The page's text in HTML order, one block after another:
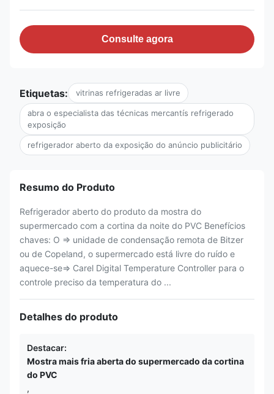
Consulte agora
Etiquetas: vitrinas refrigeradas ar livre
abra o especialista das técnicas mercantís refrigerado
exposição
refrigerador aberto da exposição do anúncio publicitário
Resumo do Produto
Refrigerador aberto do produto da mostra do
supermercado com a cortina da noite do PVC Benefícios
chaves: O ⇒ unidade de condensação remota de Bitzer
ou de Copeland, o supermercado está livre do ruído e
aquece-se⇒ Carel Digital Temperature Controller para o
controle preciso da temperatura do ...
Detalhes do produto
Destacar:
Mostra mais fria aberta do supermercado da cortina
do PVC
,